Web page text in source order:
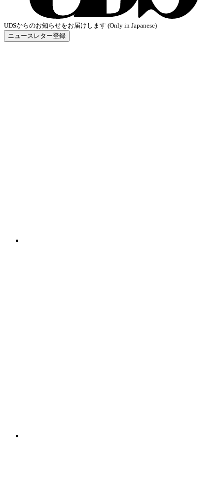
UDSからのお知らせをお届けします (Only in Japanese)
ニュースレター登録